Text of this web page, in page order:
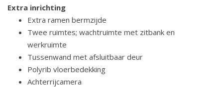
Extra inrichting
Extra ramen bermzijde
Twee ruimtes; wachtruimte met zitbank en
werkruimte
Tussenwand met afsluitbaar deur
Polyrib vloerbedekking
Achterrijcamera